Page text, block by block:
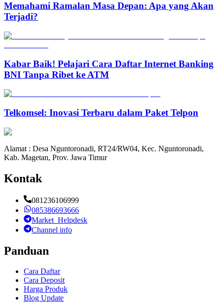
Memahami Ramalan Masa Depan: Apa yang Akan
Terjadi?
Kabar Baik! Pelajari Cara Daftar Internet Banking
BNI Tanpa Ribet ke ATM
Telkomsel: Inovasi Terbaru dalam Paket Telpon
Alamat : Desa Nguntoronadi, RT24/RW04, Kec. Nguntoronadi,
Kab. Magetan, Prov. Jawa Timur
Kontak
081236106999
085386693666
Market_Helpdesk
Channel info
Panduan
Cara Daftar
Cara Deposit
Harga Produk
Blog Update